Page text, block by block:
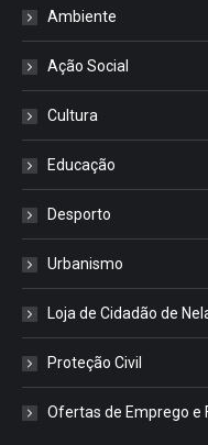
Ambiente
Ação Social
Cultura
Educação
Desporto
Urbanismo
Loja de Cidadão de
Proteção Civil
Ofertas de Emprego e